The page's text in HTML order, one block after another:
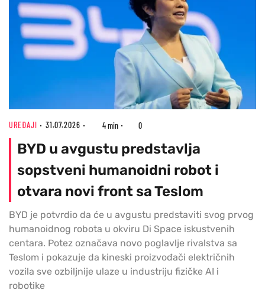
UREĐAJI 31.07.2026 4 min 0
BYD u avgustu predstavlja
sopstveni humanoidni robot i
otvara novi front sa Teslom
BYD je potvrdio da će u avgustu predstaviti svog prvog
humanoidnog robota u okviru Di Space iskustvenih
centara. Potez označava novo poglavlje rivalstva sa
Teslom i pokazuje da kineski proizvođači električnih
vozila sve ozbiljnije ulaze u industriju fizičke AI i
robotike